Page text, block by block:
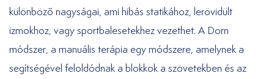
különböző nagyságai, ami hibás statikához, lerövidült
izmokhoz, vagy sportbalesetekhez vezethet. A Dorn
módszer, a manuális terápia egy módszere, amelynek a
segítségével feloldódnak a blokkok a szövetekben és az